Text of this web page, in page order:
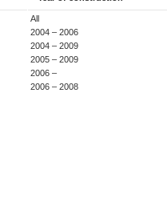
All
2004 – 2006
2004 – 2009
2005 – 2009
2006 –
2006 – 2008